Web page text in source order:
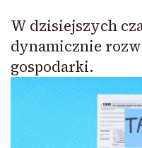
W dzisiejszych
dynamicznie
gospodarki.